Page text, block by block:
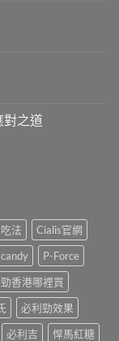
對之道
法
Cialis官網
P-Force
香港哪裡買
必利勁效果
必利吉
悍馬紅糖